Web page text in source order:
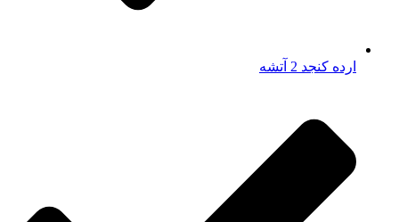
ارده کنجد 2 آتشه